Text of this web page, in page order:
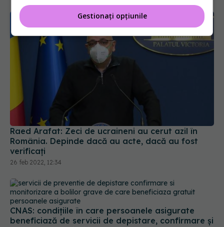
Raed Arafat: Zeci de ucraineni au cerut azil în
România. Depinde dacă au acte, dacă au fost
verificați
26 feb 2022, 12:34
CNAS: condiţiile în care persoanele asigurate
beneficiază de servicii de depistare, confirmare şi
Gestionați opțiunile